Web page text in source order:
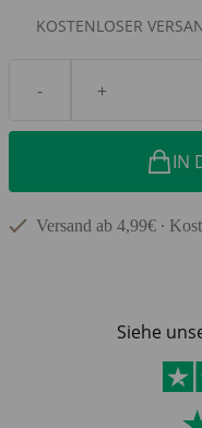
KOSTENLOSER
- +
IN
Versand ab 4,99€ ∙
Siehe